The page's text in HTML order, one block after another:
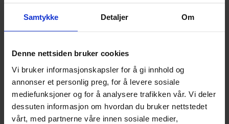
Samtykke Detaljer Om
Denne nettsiden bruker cookies
Vi bruker informasjonskapsler for å gi innhold og
annonser et personlig preg, for å levere sosiale
mediefunksjoner og for å analysere trafikken vår. Vi deler
dessuten informasjon om hvordan du bruker nettstedet
vårt, med partnerne våre innen sosiale medier,
Opprinnelsesland :
USA
Timothy Zahn
Sjanger
Science-Fiction
Illustratør
Andrea Di Vito